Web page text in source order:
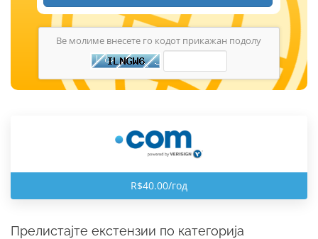
Ве молиме внесете го кодот прикажан подолу
R$40.00/год
Прелистајте екстензии по категорија